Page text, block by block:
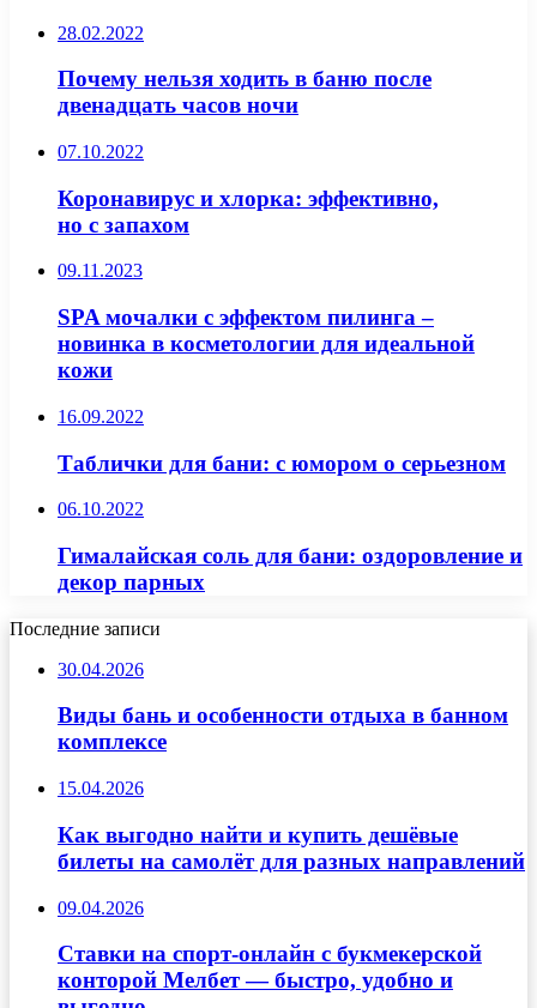
28.02.2022
Почему нельзя ходить в баню после
двенадцать часов ночи
07.10.2022
Коронавирус и хлорка: эффективно,
но с запахом
09.11.2023
SPA мочалки с эффектом пилинга –
новинка в косметологии для идеальной
кожи
16.09.2022
Таблички для бани: с юмором о серьезном
06.10.2022
Гималайская соль для бани: оздоровление и
декор парных
Последние записи
30.04.2026
Виды бань и особенности отдыха в банном
комплексе
15.04.2026
Как выгодно найти и купить дешёвые
билеты на самолёт для разных направлений
09.04.2026
Ставки на спорт-онлайн с букмекерской
конторой Мелбет — быстро, удобно и